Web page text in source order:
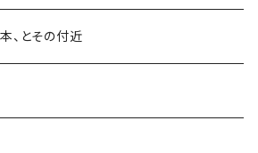
、とその付近